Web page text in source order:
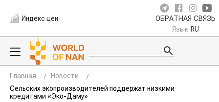
Индекс цен ОБРАТНАЯ СВЯЗЬ
Язык RU
Главная
Новости
Сельских экопроизводителей поддержат низкими
кредитами «Эко-Даму»